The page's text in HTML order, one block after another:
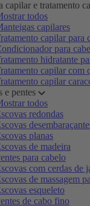
capilar e tratamento
todos
capilares
capilar para
para
hidratante
capilar com
capilar
e pentes
todos
redondas
planas
de madeira
para cabelo
com cerdas de
de massagem
esqueleto
de cabo fino